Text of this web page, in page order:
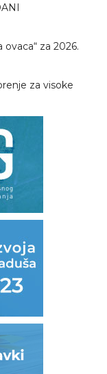
za 2026.
za visoke